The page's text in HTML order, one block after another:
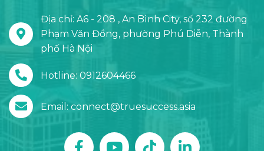
Địa chỉ: A6 - 208 , An Bình City, số 232 đường
Phạm Văn Đồng, phường Phú Diễn, Thành
phố Hà Nội
Hotline: 0912604466
Email: connect@truesuccess.asia